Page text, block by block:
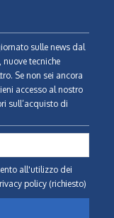
sulle news dal
tecniche
Se non sei ancora
accesso al nostro
sull’acquisto di
all'utilizzo dei
policy (richiesto)